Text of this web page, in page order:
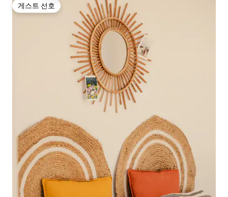
게스트 선호
게스트 선호